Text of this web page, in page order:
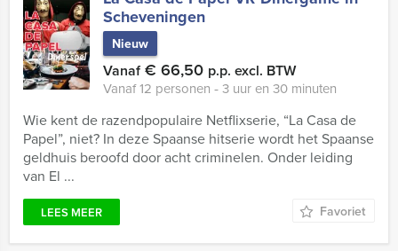
Scheveningen
Nieuw
Vanaf€ 66,50 p.p. excl. BTW
Vanaf 12 personen ‐ 3 uur en 30 minuten
Wie kent de razendpopulaire Netflixserie, “La Casa de
Papel”, niet? In deze Spaanse hitserie wordt het Spaanse
geldhuis beroofd door acht criminelen. Onder leiding
van El ...
LEES MEER Favoriet